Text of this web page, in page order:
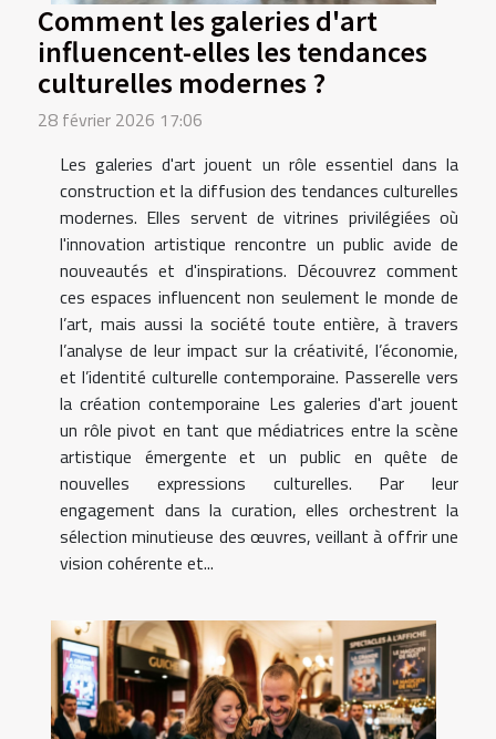
Comment les galeries d'art
influencent-elles les tendances
culturelles modernes ?
28 février 2026 17:06
Les galeries d'art jouent un rôle essentiel dans la
construction et la diffusion des tendances culturelles
modernes. Elles servent de vitrines privilégiées où
l'innovation artistique rencontre un public avide de
nouveautés et d'inspirations. Découvrez comment
ces espaces influencent non seulement le monde de
l’art, mais aussi la société toute entière, à travers
l’analyse de leur impact sur la créativité, l’économie,
et l’identité culturelle contemporaine. Passerelle vers
la création contemporaine Les galeries d'art jouent
un rôle pivot en tant que médiatrices entre la scène
artistique émergente et un public en quête de
nouvelles expressions culturelles. Par leur
engagement dans la curation, elles orchestrent la
sélection minutieuse des œuvres, veillant à offrir une
vision cohérente et...